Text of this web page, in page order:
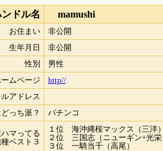
ドル名 mamushi
お住まい
非公開
生年月日
非公開
性別
男性
ムページ
http//
ルアドレス
っち派？
パチンコ
マってる
ベスト３
１位 海沖縄桜マックス（三洋
２位 三国志（ニューギン+光栄
３位 一騎当千（高尾）